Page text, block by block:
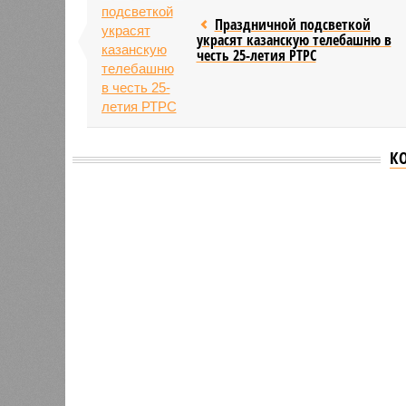
Праздничной подсветкой
украсят казанскую телебашню в
честь 25-летия РТРС